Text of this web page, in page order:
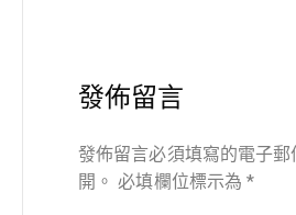
發佈留言
發佈留言必須填寫的電子
開。 必填欄位標示為*